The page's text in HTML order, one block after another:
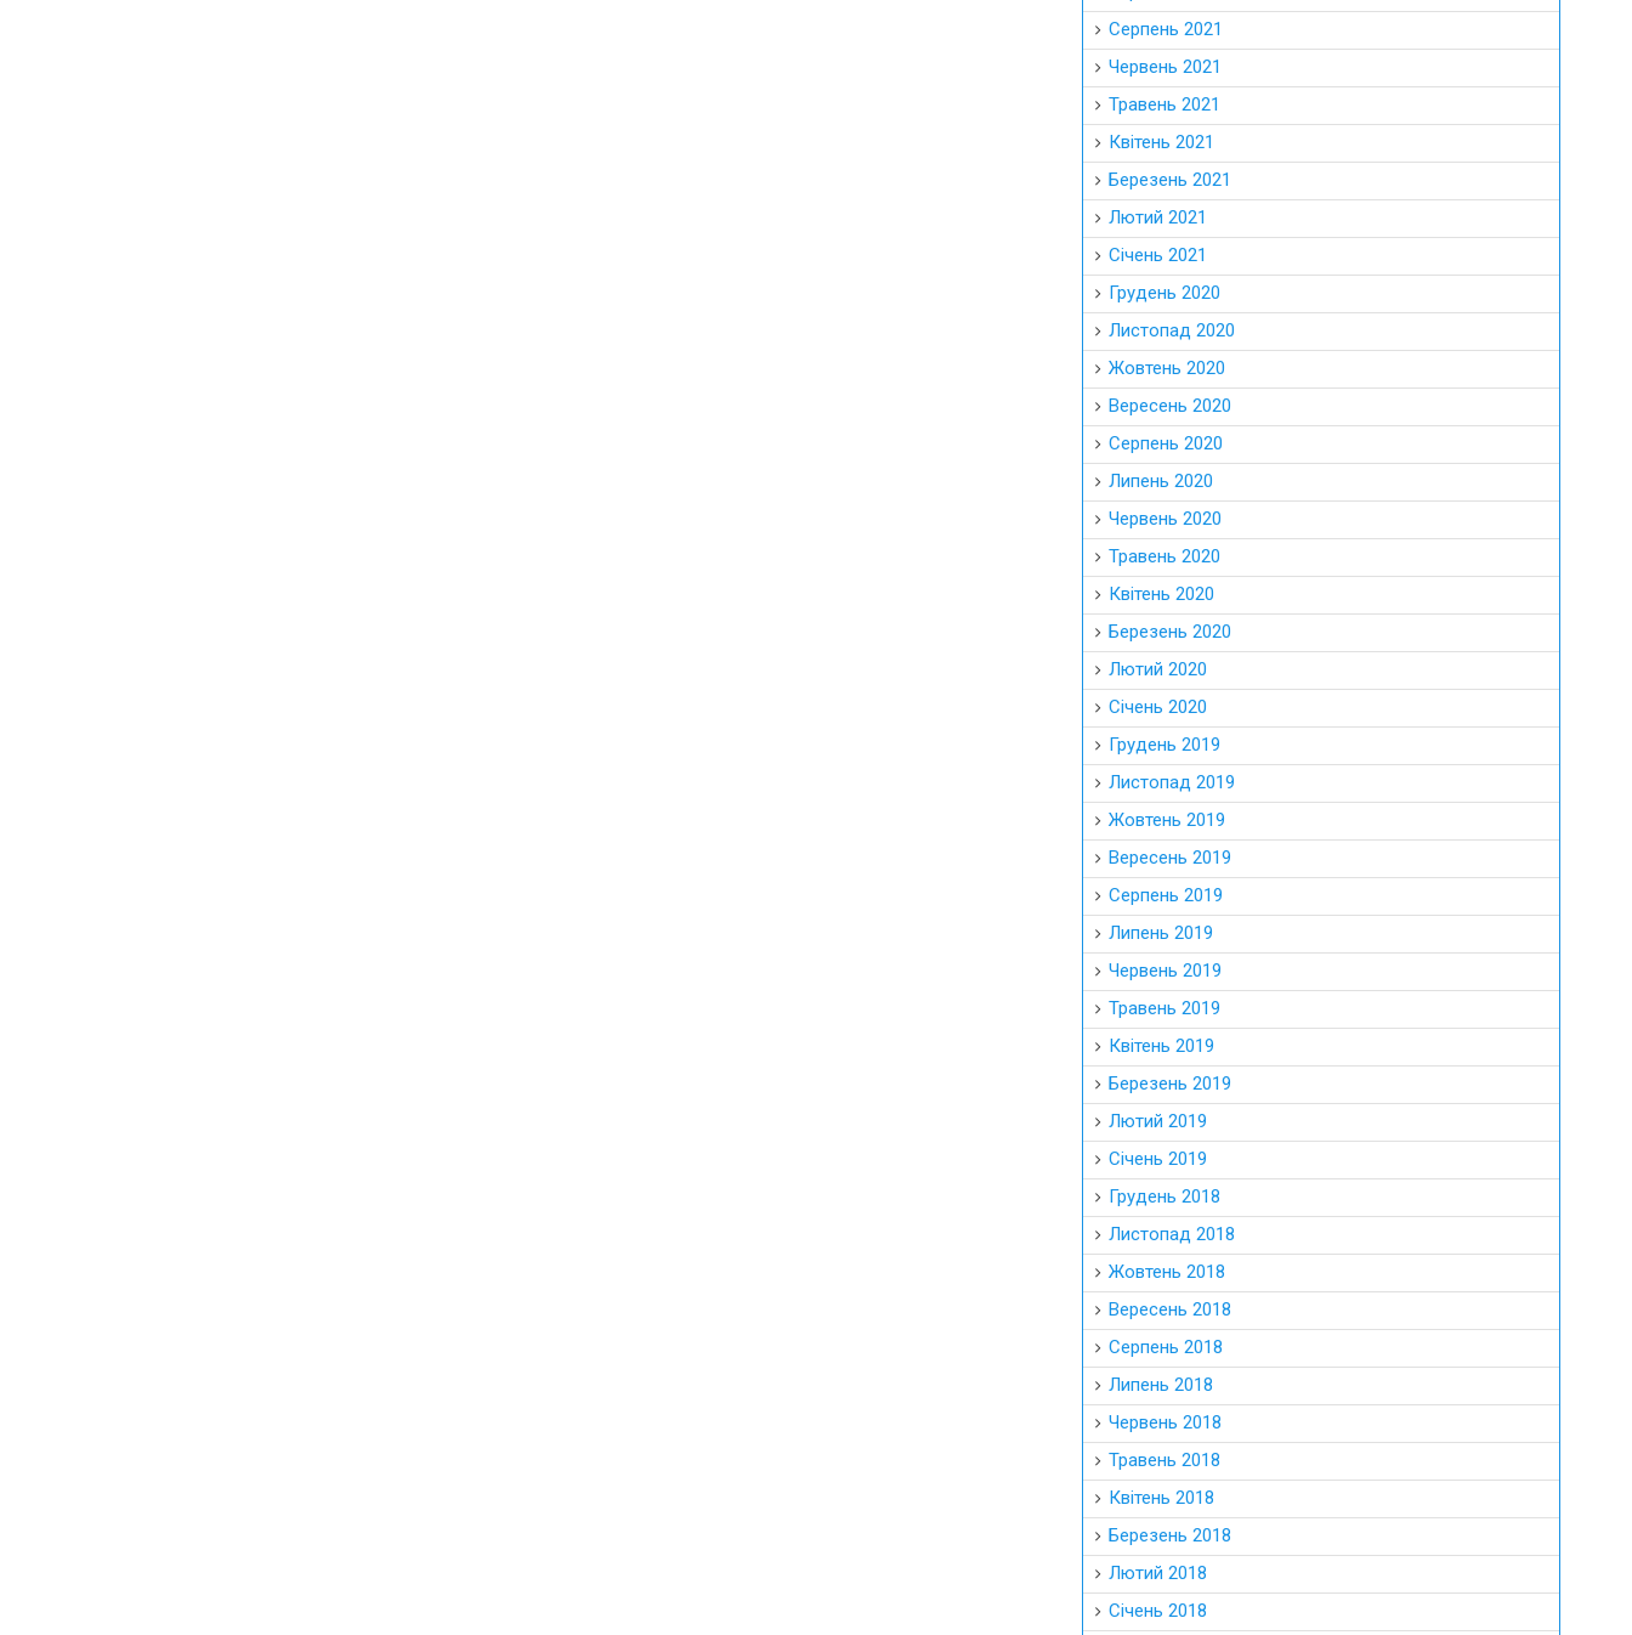
Серпень 2021
Червень 2021
Травень 2021
Квітень 2021
Березень 2021
Лютий 2021
Січень 2021
Грудень 2020
Листопад 2020
Жовтень 2020
Вересень 2020
Серпень 2020
Липень 2020
Червень 2020
Травень 2020
Квітень 2020
Березень 2020
Лютий 2020
Січень 2020
Грудень 2019
Листопад 2019
Жовтень 2019
Вересень 2019
Серпень 2019
Липень 2019
Червень 2019
Травень 2019
Квітень 2019
Березень 2019
Лютий 2019
Січень 2019
Грудень 2018
Листопад 2018
Жовтень 2018
Вересень 2018
Серпень 2018
Липень 2018
Червень 2018
Травень 2018
Квітень 2018
Березень 2018
Лютий 2018
Січень 2018